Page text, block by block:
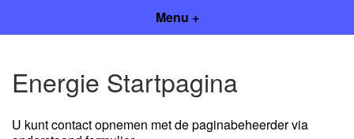
Menu +
Energie Startpagina
U kunt contact opnemen met de paginabeheerder via